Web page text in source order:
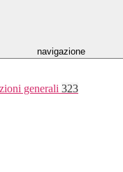
navigazione
generali 323